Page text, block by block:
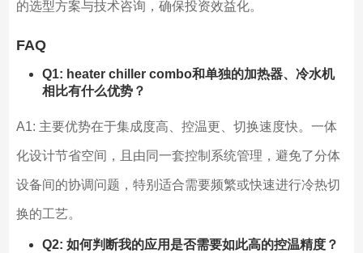
的选型方案与技术咨询，确保投资效益化。
FAQ
Q1: heater chiller combo和单独的加热器、冷水机
相比有什么优势？
A1: 主要优势在于集成度高、控温更、切换速度快。一体
化设计节省空间，且由同一套控制系统管理，避免了分体
设备间的协调问题，特别适合需要频繁或快速进行冷热切
换的工艺。
Q2: 如何判断我的应用是否需要如此高的控温精度？